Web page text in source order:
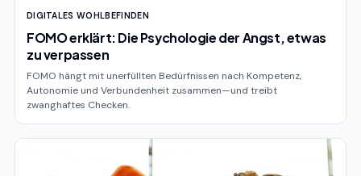
DIGITALES WOHLBEFINDEN
FOMO erklärt: Die Psychologie der Angst, etwas
zu verpassen
FOMO hängt mit unerfüllten Bedürfnissen nach Kompetenz,
Autonomie und Verbundenheit zusammen—und treibt
zwanghaftes Checken.